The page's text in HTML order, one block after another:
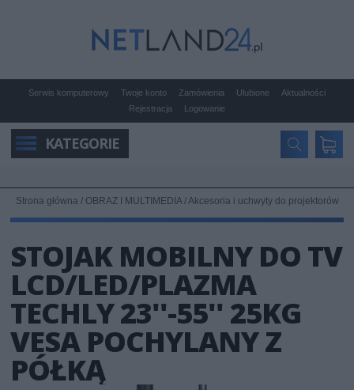
Serwis komputerowy Twoje konto Zamówienia Ulubione
Aktualności
Rejestracja
Logowanie
KATEGORIE
Strona główna / OBRAZ I MULTIMEDIA/Akcesoria i uchwyty do projektorów
STOJAK MOBILNY DO TV
LCD/LED/PLAZMA
TECHLY 23''-55'' 25KG
VESA POCHYLANY Z
PÓŁKĄ